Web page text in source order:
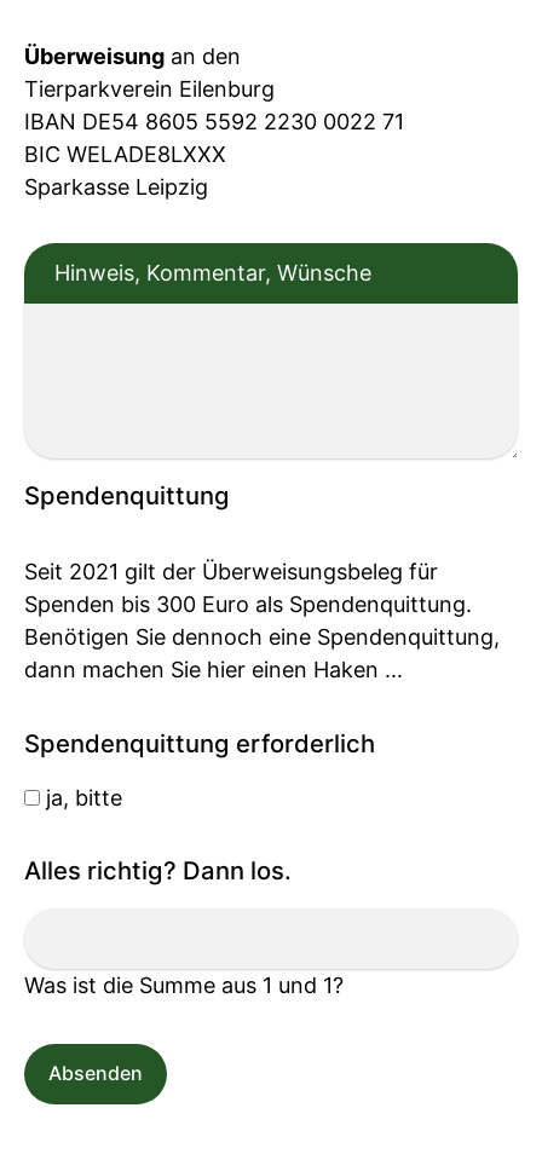
Überweisung an den
Tierparkverein Eilenburg
IBAN DE54 8605 5592 2230 0022 71
BIC WELADE8LXXX
Sparkasse Leipzig
Hinweis, Kommentar, Wünsche
Spendenquittung
Seit 2021 gilt der Überweisungsbeleg für
Spenden bis 300 Euro als Spendenquittung.
Benötigen Sie dennoch eine Spendenquittung,
dann machen Sie hier einen Haken ...
Spendenquittung erforderlich
ja, bitte
Alles richtig? Dann los.
Was ist die Summe aus 1 und 1?
Absenden